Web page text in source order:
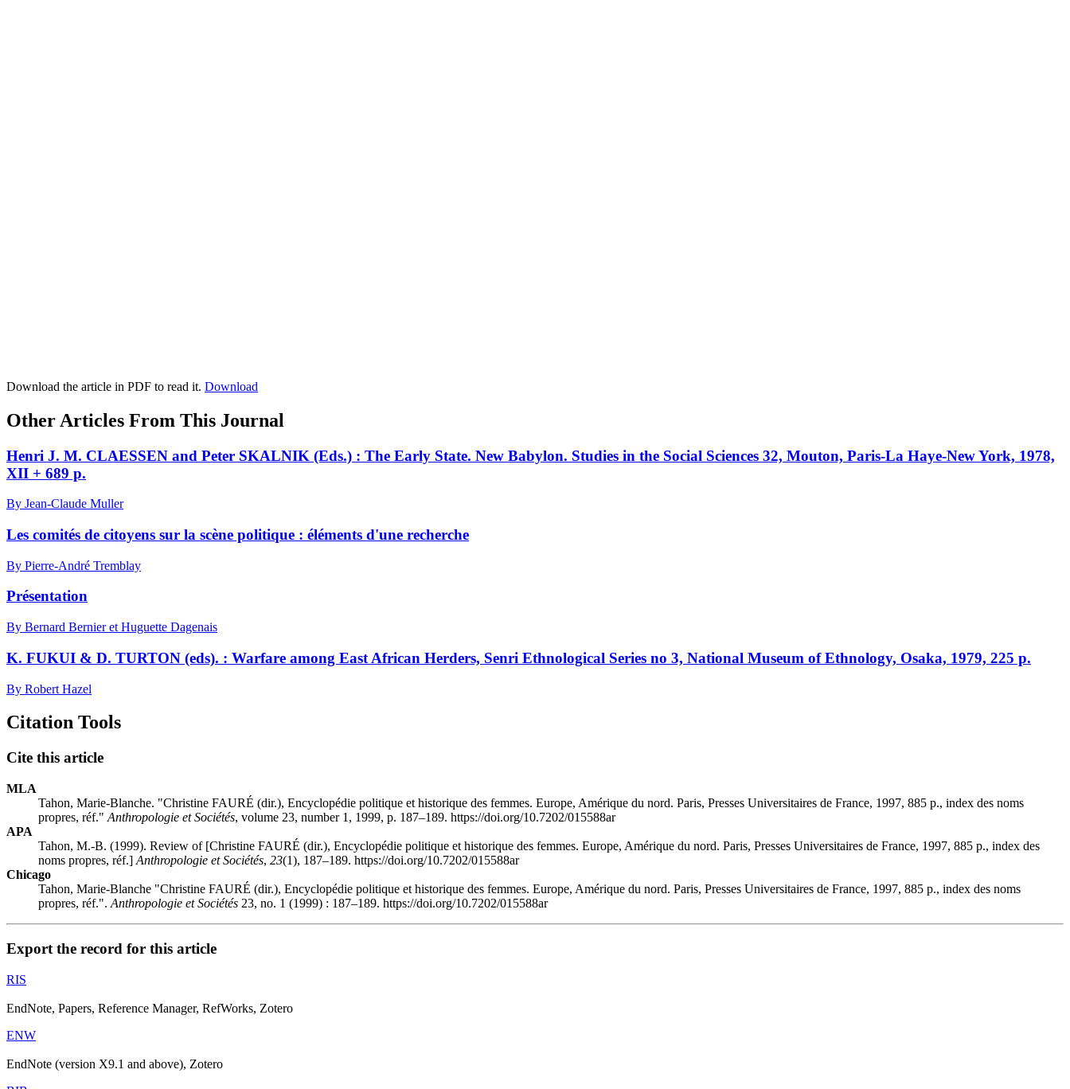
Download the article in PDF to read it. Download
Other Articles From This Journal
Henri J. M. CLAESSEN and Peter SKALNIK (Eds.) : The Early State. New Babylon. Studies in the Social Sciences 32, Mouton, Paris-La Haye-New York, 1978,
XII + 689 p.
By Jean-Claude Muller
Les comités de citoyens sur la scène politique : éléments d'une recherche
By Pierre-André Tremblay
Présentation
By Bernard Bernier et Huguette Dagenais
K. FUKUI & D. TURTON (eds). : Warfare among East African Herders, Senri Ethnological Series no 3, National Museum of Ethnology, Osaka, 1979, 225 p.
By Robert Hazel
Citation Tools
Cite this article
MLA
Tahon, Marie-Blanche. "Christine FAURÉ (dir.), Encyclopédie politique et historique des femmes. Europe, Amérique du nord. Paris, Presses Universitaires de France, 1997, 885 p., index des noms
propres, réf." Anthropologie et Sociétés, volume 23, number 1, 1999, p. 187–189. https://doi.org/10.7202/015588ar
APA
Tahon, M.-B. (1999). Review of [Christine FAURÉ (dir.), Encyclopédie politique et historique des femmes. Europe, Amérique du nord. Paris, Presses Universitaires de France, 1997, 885 p., index des
noms propres, réf.] Anthropologie et Sociétés, 23(1), 187–189. https://doi.org/10.7202/015588ar
Chicago
Tahon, Marie-Blanche "Christine FAURÉ (dir.), Encyclopédie politique et historique des femmes. Europe, Amérique du nord. Paris, Presses Universitaires de France, 1997, 885 p., index des noms
propres, réf.". Anthropologie et Sociétés 23, no. 1 (1999) : 187–189. https://doi.org/10.7202/015588ar
Export the record for this article
RIS
EndNote, Papers, Reference Manager, RefWorks, Zotero
ENW
EndNote (version X9.1 and above), Zotero